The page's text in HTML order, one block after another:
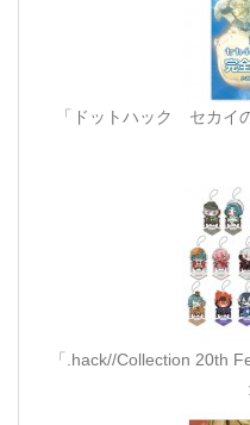
「ドットハック セカイ
「.hack//Collection 20th